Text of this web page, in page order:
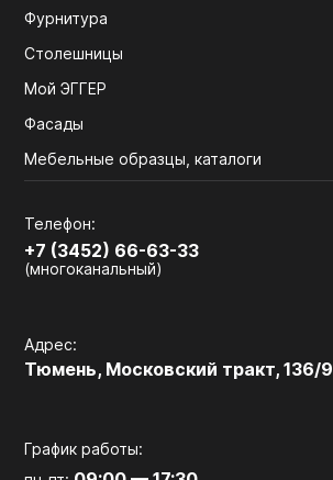
Фурнитура
Столешницы
Мой ЭГГЕР
Фасады
Мебельные образцы, каталоги
Телефон:
+7 (3452) 66-63-33
(многоканальный)
Адрес:
Тюмень, Московский тракт, 136/9
График работы: